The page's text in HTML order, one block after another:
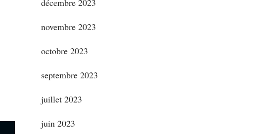
novembre 2023
octobre 2023
septembre 2023
juillet 2023
juin 2023